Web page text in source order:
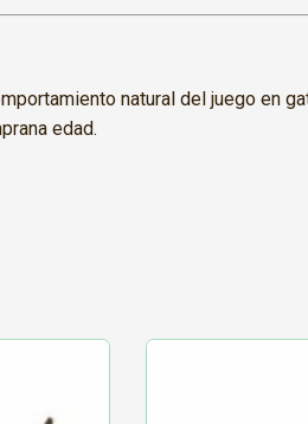
natural del juego en
edad.